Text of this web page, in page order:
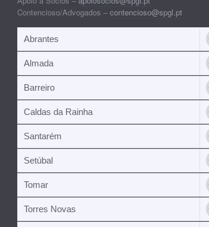
Contencioso/Advogados – contencioso@spgl.pt
Abrantes
Almada
Barreiro
Caldas da Rainha
Santarém
Setúbal
Tomar
Torres Novas